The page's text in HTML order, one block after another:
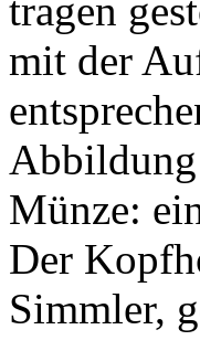
tragen
mit der
Abbildung
Münze:
Der
Simmler,